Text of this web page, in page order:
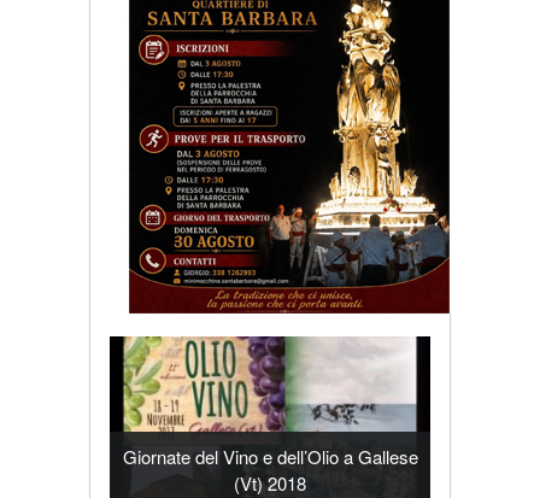
Giornate del Vino e dell’Olio a Gallese
(Vt) 2018